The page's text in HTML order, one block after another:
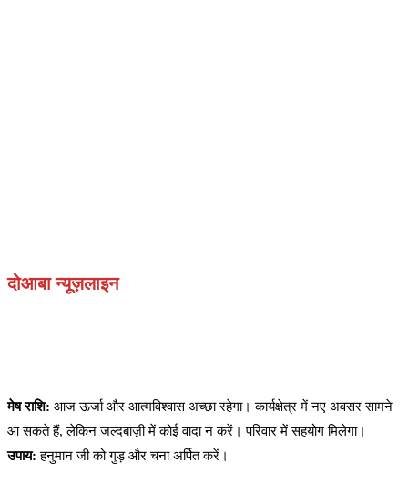
दोआबा न्यूज़लाइन
मेष राशि: आज ऊर्जा और आत्मविश्वास अच्छा रहेगा। कार्यक्षेत्र में नए अवसर सामने
आ सकते हैं, लेकिन जल्दबाज़ी में कोई वादा न करें। परिवार में सहयोग मिलेगा।
उपाय:हनुमान जी को गुड़ और चना अर्पित करें।